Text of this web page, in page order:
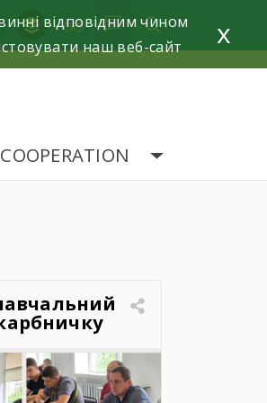
bufferвідповідним чином
наш веб-сайт
x